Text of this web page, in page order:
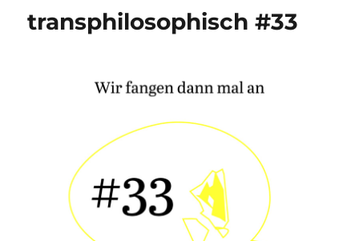
transphilosophisch #33